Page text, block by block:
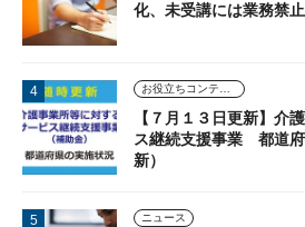
化、未受講には業務禁
お役立ちコンテンツ
【７月１３日更新】介
ス継続支援事業 都道
新）
ニュース